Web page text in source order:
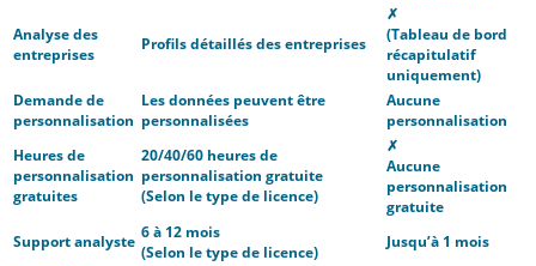
Analyse des
entreprises
Profils détaillés des entreprises
✗
(Tableau de bord
récapitulatif
uniquement)
Demande de
personnalisation
Les données peuvent être
personnalisées
Aucune
personnalisation
Heures de
personnalisation
gratuites
20/40/60 heures de
personnalisation gratuite
(Selon le type de licence)
✗
Aucune
personnalisation
gratuite
Support analyste 6 à 12 mois
(Selon le type de licence)
Jusqu’à 1 mois